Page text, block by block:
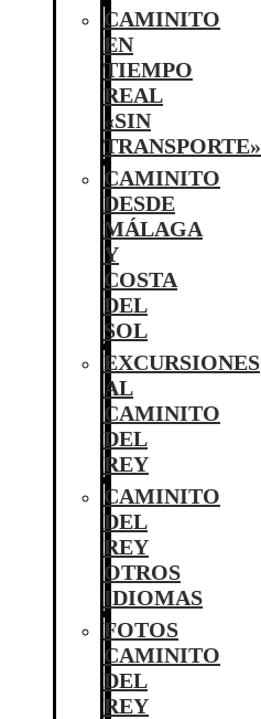
CAMINITO
EN
TIEMPO
REAL
«SIN
TRANSPORTE»
CAMINITO
DESDE
MÁLAGA
Y
COSTA
DEL
SOL
EXCURSIONES
AL
CAMINITO
DEL
REY
CAMINITO
DEL
REY
OTROS
IDIOMAS
FOTOS
CAMINITO
DEL
REY